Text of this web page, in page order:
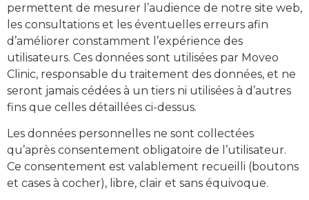
permettent de mesurer l’audience de notre site web,
les consultations et les éventuelles erreurs afin
d’améliorer constamment l’expérience des
utilisateurs. Ces données sont utilisées par Moveo
Clinic, responsable du traitement des données, et ne
seront jamais cédées à un tiers ni utilisées à d’autres
fins que celles détaillées ci-dessus.
Les données personnelles ne sont collectées
qu’après consentement obligatoire de l’utilisateur.
Ce consentement est valablement recueilli (boutons
et cases à cocher), libre, clair et sans équivoque.